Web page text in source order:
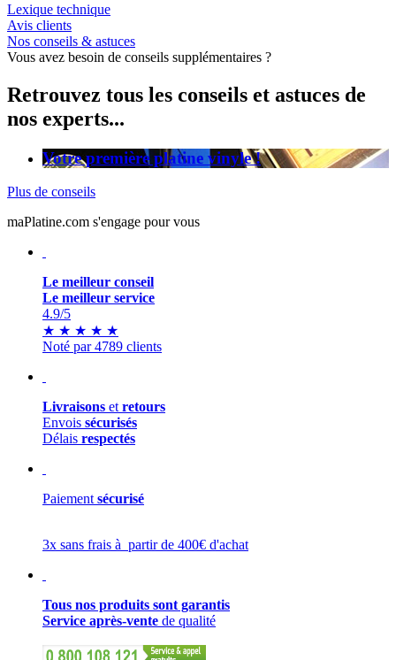
Lexique technique
Avis clients
Nos conseils & astuces
Vous avez besoin de conseils supplémentaires ?
Retrouvez tous les conseils et astuces de
nos experts...
Votre première platine vinyle !
Plus de conseils
maPlatine.com s'engage pour vous
Le meilleur conseil
Le meilleur service
4.9/5
★ ★ ★ ★ ★
Noté par 4789 clients
Livraisons et retours
Envois sécurisés
Délais respectés
Paiement sécurisé
3x sans frais à partir de 400€ d'achat
Tous nos produits sont garantis
Service après-vente de qualité